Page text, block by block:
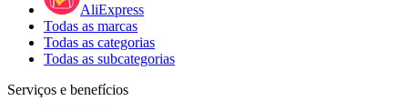
AliExpress
Todas as marcas
Todas as categorias
Todas as subcategorias
Serviços e benefícios